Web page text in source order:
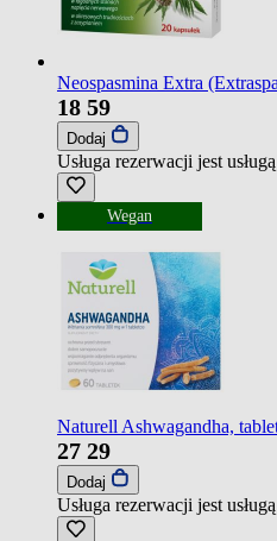
Neospasmina Extra
18 59
Dodaj
Usługa rezerwacji jest
Wegan
Naturell Ashwagandha,
27 29
Dodaj
Usługa rezerwacji jest